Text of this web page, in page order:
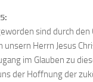
sind durch den
unsern Herrn Jesus
im Glauben zu
der Hoffnung der